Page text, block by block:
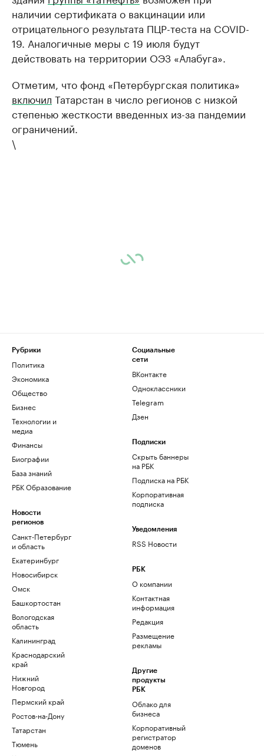
наличии сертификата о вакцинации или
отрицательного результата ПЦР-теста на COVID-
19. Аналогичные меры с 19 июля будут
действовать на территории ОЭЗ «Алабуга».
Отметим, что фонд «Петербургская политика»
включил Татарстан в число регионов с низкой
степенью жесткости введенных из-за пандемии
ограничений.
\
Рубрики
Политика
Экономика
Общество
Бизнес
Технологии и
медиа
Финансы
Биографии
База знаний
РБК Образование
Новости
регионов
Санкт-Петербург
и область
Екатеринбург
Новосибирск
Омск
Башкортостан
Вологодская
область
Калининград
Краснодарский
край
Нижний
Новгород
Пермский край
Ростов-на-Дону
Татарстан
Тюмень
Социальные
сети
ВКонтакте
Одноклассники
Telegram
Дзен
Подписки
Скрыть баннеры
на РБК
Подписка на РБК
Корпоративная
подписка
Уведомления
RSS Новости
РБК
О компании
Контактная
информация
Редакция
Размещение
рекламы
Другие
продукты
РБК
Облако для
бизнеса
Корпоративный
регистратор
доменов